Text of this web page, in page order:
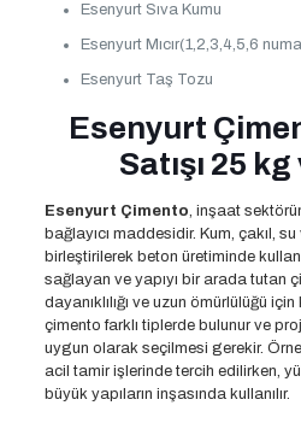
Esenyurt Sıva Kumu
Esenyurt Mıcır(1,2,3,4,5,6
Esenyurt Taş Tozu
Esenyurt
Satışı 25
Esenyurt Çimento, inşaat
bağlayıcı maddesidir. Kum, çakıl,
birleştirilerek beton üretiminde
sağlayan ve yapıyı bir arada tutan
dayanıklılığı ve uzun ömürlülüğü
çimento farklı tiplerde bulunur ve
uygun olarak seçilmesi gerekir.
acil tamir işlerinde tercih edilirken,
büyük yapıların inşasında kullanılır.